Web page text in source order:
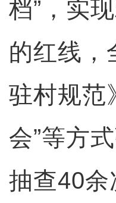
档”，实
的红线，
驻村规范
会”等方
抽查40余